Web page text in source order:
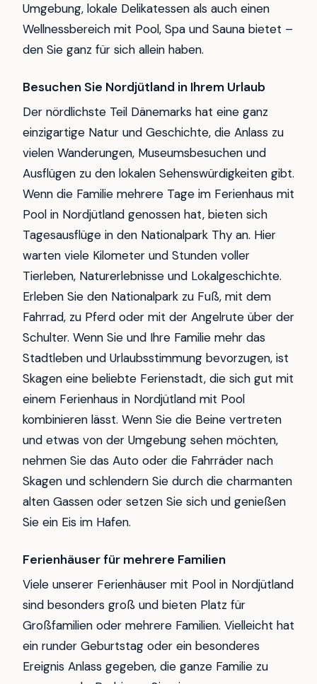
Umgebung, lokale Delikatessen als auch einen
Wellnessbereich mit Pool, Spa und Sauna bietet –
den Sie ganz für sich allein haben.
Besuchen Sie Nordjütland in Ihrem Urlaub
Der nördlichste Teil Dänemarks hat eine ganz
einzigartige Natur und Geschichte, die Anlass zu
vielen Wanderungen, Museumsbesuchen und
Ausflügen zu den lokalen Sehenswürdigkeiten gibt.
Wenn die Familie mehrere Tage im Ferienhaus mit
Pool in Nordjütland genossen hat, bieten sich
Tagesausflüge in den Nationalpark Thy an. Hier
warten viele Kilometer und Stunden voller
Tierleben, Naturerlebnisse und Lokalgeschichte.
Erleben Sie den Nationalpark zu Fuß, mit dem
Fahrrad, zu Pferd oder mit der Angelrute über der
Schulter. Wenn Sie und Ihre Familie mehr das
Stadtleben und Urlaubsstimmung bevorzugen, ist
Skagen eine beliebte Ferienstadt, die sich gut mit
einem Ferienhaus in Nordjütland mit Pool
kombinieren lässt. Wenn Sie die Beine vertreten
und etwas von der Umgebung sehen möchten,
nehmen Sie das Auto oder die Fahrräder nach
Skagen und schlendern Sie durch die charmanten
alten Gassen oder setzen Sie sich und genießen
Sie ein Eis im Hafen.
Ferienhäuser für mehrere Familien
Viele unserer Ferienhäuser mit Pool in Nordjütland
sind besonders groß und bieten Platz für
Großfamilien oder mehrere Familien. Vielleicht hat
ein runder Geburtstag oder ein besonderes
Ereignis Anlass gegeben, die ganze Familie zu